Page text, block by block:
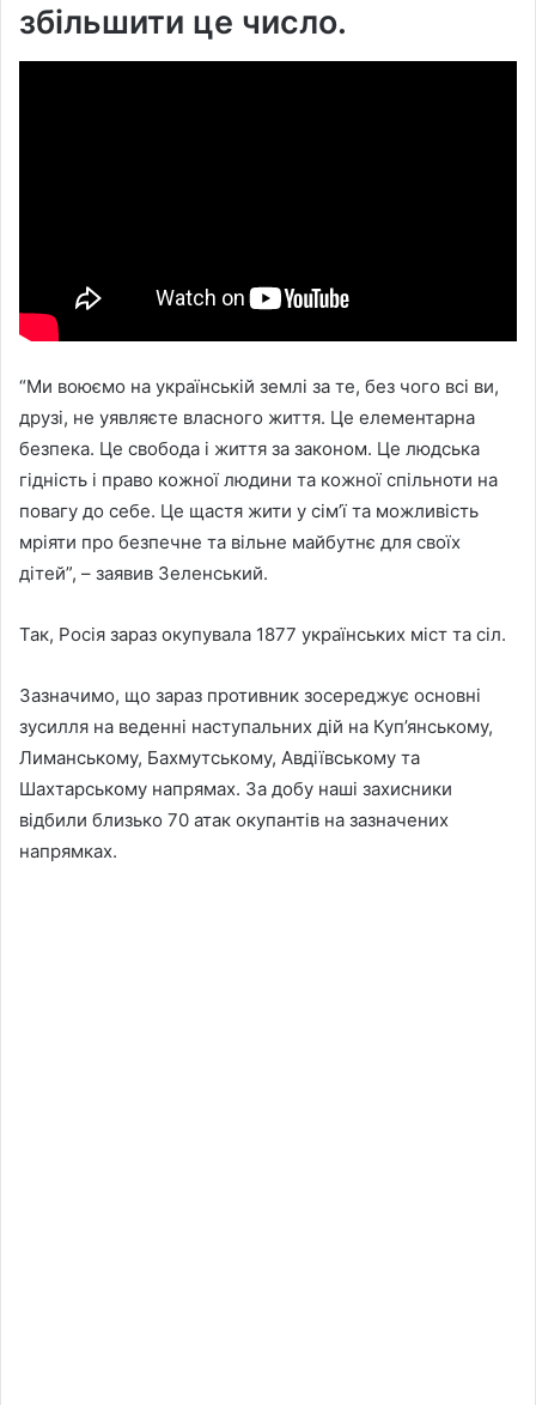
збільшити це число.
“Ми воюємо на українській землі за те, без чого всі ви,
друзі, не уявляєте власного життя. Це елементарна
безпека. Це свобода і життя за законом. Це людська
гідність і право кожної людини та кожної спільноти на
повагу до себе. Це щастя жити у сім’ї та можливість
мріяти про безпечне та вільне майбутнє для своїх
дітей”, – заявив Зеленський.
Так, Росія зараз окупувала 1877 українських міст та сіл.
Зазначимо, що зараз противник зосереджує основні
зусилля на веденні наступальних дій на Куп’янському,
Лиманському, Бахмутському, Авдіївському та
Шахтарському напрямах. За добу наші захисники
відбили близько 70 атак окупантів на зазначених
напрямках.